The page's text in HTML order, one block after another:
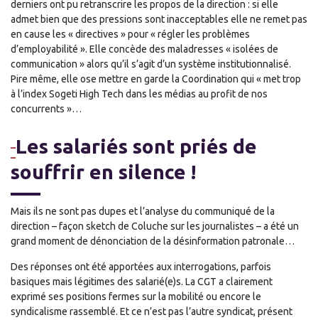
derniers ont pu retranscrire les propos de la direction : si elle
admet bien que des pressions sont inacceptables elle ne remet pas
en cause les « directives » pour « régler les problèmes
d’employabilité ». Elle concède des maladresses « isolées de
communication » alors qu’il s’agit d’un système institutionnalisé.
Pire même, elle ose mettre en garde la Coordination qui « met trop
à l’index Sogeti High Tech dans les médias au profit de nos
concurrents »…
Les salariés sont priés de
souffrir en silence !
Mais ils ne sont pas dupes et l’analyse du communiqué de la
direction – façon sketch de Coluche sur les journalistes – a été un
grand moment de dénonciation de la désinformation patronale…
Des réponses ont été apportées aux interrogations, parfois
basiques mais légitimes des salarié(e)s. La CGT a clairement
exprimé ses positions fermes sur la mobilité ou encore le
syndicalisme rassemblé. Et ce n’est pas l’autre syndicat, présent